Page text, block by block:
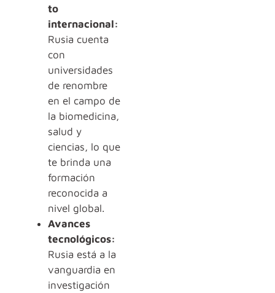
to
internacional:
Rusia cuenta
con
universidades
de renombre
en el campo de
la biomedicina,
salud y
ciencias, lo que
te brinda una
formación
reconocida a
nivel global.
Avances
tecnológicos:
Rusia está a la
vanguardia en
investigación